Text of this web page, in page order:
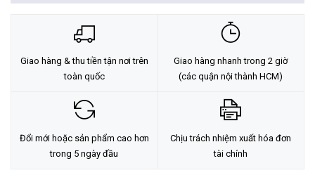
nên dễ dàng đáng kể.
Giao hàng & thu tiền tận nơi trên
toàn quốc
Giao hàng nhanh trong 2 giờ
(các quận nội thành HCM)
Đổi mới hoặc sản phẩm cao hơn
trong 5 ngày đầu
Chịu trách nhiệm xuất hóa đơn
tài chính